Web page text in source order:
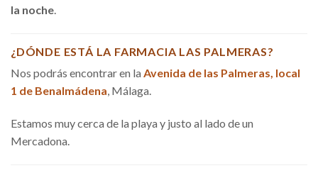
la noche.
¿DÓNDE ESTÁ LA FARMACIA LAS PALMERAS?
Nos podrás encontrar en la Avenida de las Palmeras, local
1 de Benalmádena, Málaga.
Estamos muy cerca de la playa y justo al lado de un
Mercadona.